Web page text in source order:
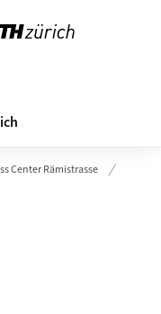
Center Rämistrasse